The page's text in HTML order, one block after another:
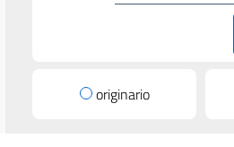
originario